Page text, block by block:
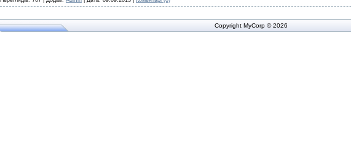
Copyright MyCorp © 2026